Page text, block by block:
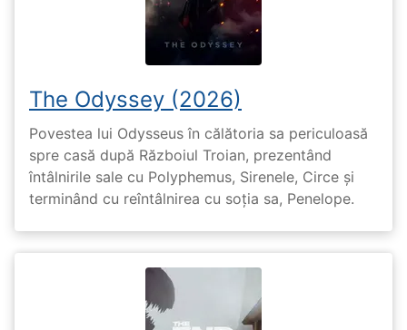
The Odyssey (2026)
Povestea lui Odysseus în călătoria sa periculoasă
spre casă după Războiul Troian, prezentând
întâlnirile sale cu Polyphemus, Sirenele, Circe și
terminând cu reîntâlnirea cu soția sa, Penelope.